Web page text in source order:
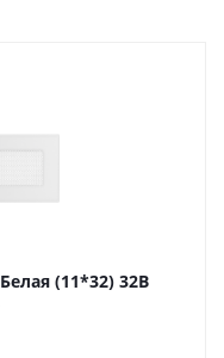
Вентиляционная решетка Белая (11*32) 32B